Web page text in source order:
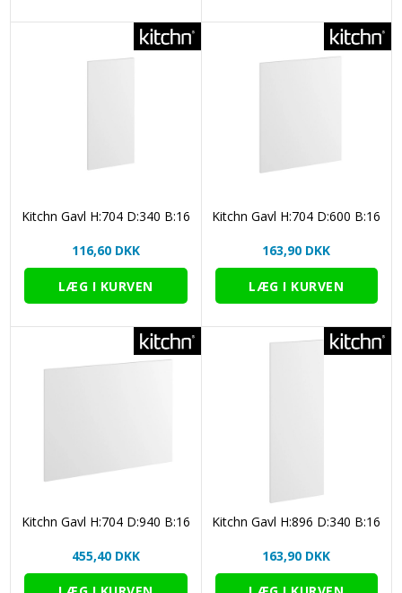
Kitchn Gavl H:704 D:340 B:16
116,60 DKK
Kitchn Gavl H:704 D:600 B:16
163,90 DKK
Kitchn Gavl H:704 D:940 B:16
455,40 DKK
Kitchn Gavl H:896 D:340 B:16
163,90 DKK